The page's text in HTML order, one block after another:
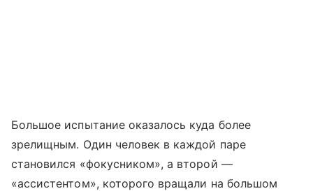
Большое испытание оказалось куда более
зрелищным. Один человек в каждой паре
становился «фокусником», а второй —
«ассистентом», которого вращали на большом